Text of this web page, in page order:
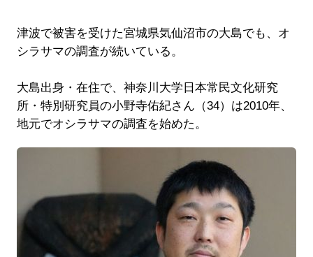
津波で被害を受けた宮城県気仙沼市の大島でも、オ
シラサマの調査が続いている。
大島出身・在住で、神奈川大学日本常民文化研究
所・特別研究員の小野寺佑紀さん（34）は2010年、
地元でオシラサマの調査を始めた。